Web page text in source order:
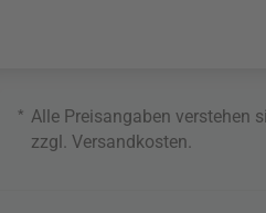
* Alle Preisangaben verstehen
zzgl. Versandkosten